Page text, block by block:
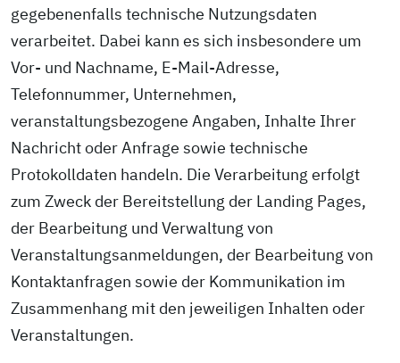
gegebenenfalls technische Nutzungsdaten
verarbeitet. Dabei kann es sich insbesondere um
Vor- und Nachname, E-Mail-Adresse,
Telefonnummer, Unternehmen,
veranstaltungsbezogene Angaben, Inhalte Ihrer
Nachricht oder Anfrage sowie technische
Protokolldaten handeln. Die Verarbeitung erfolgt
zum Zweck der Bereitstellung der Landing Pages,
der Bearbeitung und Verwaltung von
Veranstaltungsanmeldungen, der Bearbeitung von
Kontaktanfragen sowie der Kommunikation im
Zusammenhang mit den jeweiligen Inhalten oder
Veranstaltungen.